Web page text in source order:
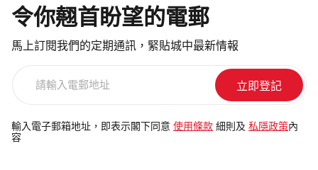
令你翹首盼望的電郵
馬上訂閱我們的定期通訊，緊貼城中最新情報
電
郵
輸入電子郵箱地址，即表示閣下同意 使用條款 細則及 私隱政策內
容